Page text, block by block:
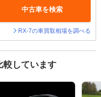
中古車を検索
RX-7の車買取相場を調べる
較しています